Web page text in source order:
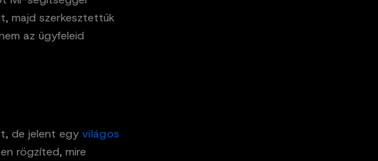
majd szerkesztettük
az ügyfeleid
de jelent egy világos
rögzíted, mire